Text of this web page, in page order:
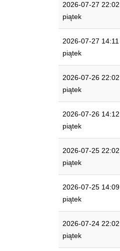
2026-07-27 22:02
piątek
2026-07-27 14:11
piątek
2026-07-26 22:02
piątek
2026-07-26 14:12
piątek
2026-07-25 22:02
piątek
2026-07-25 14:09
piątek
2026-07-24 22:02
piątek